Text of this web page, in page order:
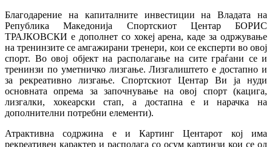
Благодарение на капиталните инвестиции на Владата на
Република Македонија Спортскиот Центар БОРИС
ТРАЈКОВСКИ е дополнет со хокеј арена, каде за одржување
на тренинзите се амгажирани тренери, кои се експерти во овој
спорт. Во овој објект на располагање на сите граѓани се и
тренинзи по уметничко лизгање. Лизгалиштето е достапно и
за рекреативно лизгање. Спортскиот Центар Ви ја нуди
основната опрема за започнување на овој спорт (кацига,
лизгалки, хокеарски стап, а достапна е и нарачка на
дополнителни потребни елементи).
Атрактивна содржина е и Картинг Центарот кој има
рекреативен карактер и располага со осум картинзи кои се од